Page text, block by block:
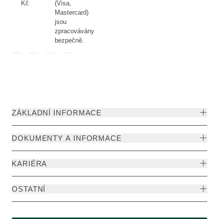
Kč
(Visa,
Mastercard)
jsou
zpracovávány
bezpečně.
ZÁKLADNÍ INFORMACE
DOKUMENTY A INFORMACE
KARIÉRA
OSTATNÍ